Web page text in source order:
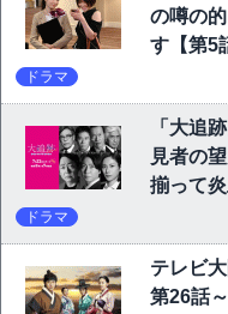
の噂の
す【第5
ドラマ
「大追
見者の
揃って
ドラマ
テレビ
第26話